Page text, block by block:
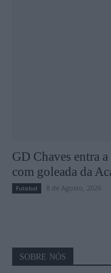
GD Chaves entra
com goleada da
Futebol 8 de Agosto, 2026
SOBRE NÓS